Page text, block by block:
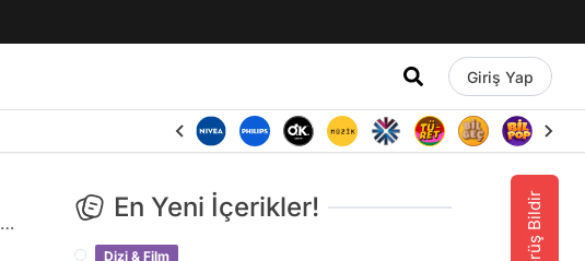
Giriş Yap
Görüş Bildir
En Yeni İçerikler!
Dizi & Film